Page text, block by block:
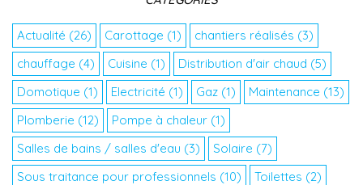
Actualité (26) Carottage (1) chantiers réalisés (3)
chauffage (4) Cuisine (1) Distribution d'air chaud (5)
Domotique (1) Electricité (1) Gaz (1) Maintenance (13)
Plomberie (12) Pompe à chaleur (1)
Salles de bains / salles d'eau (3) Solaire (7)
Sous traitance pour professionnels (10) Toilettes (2)